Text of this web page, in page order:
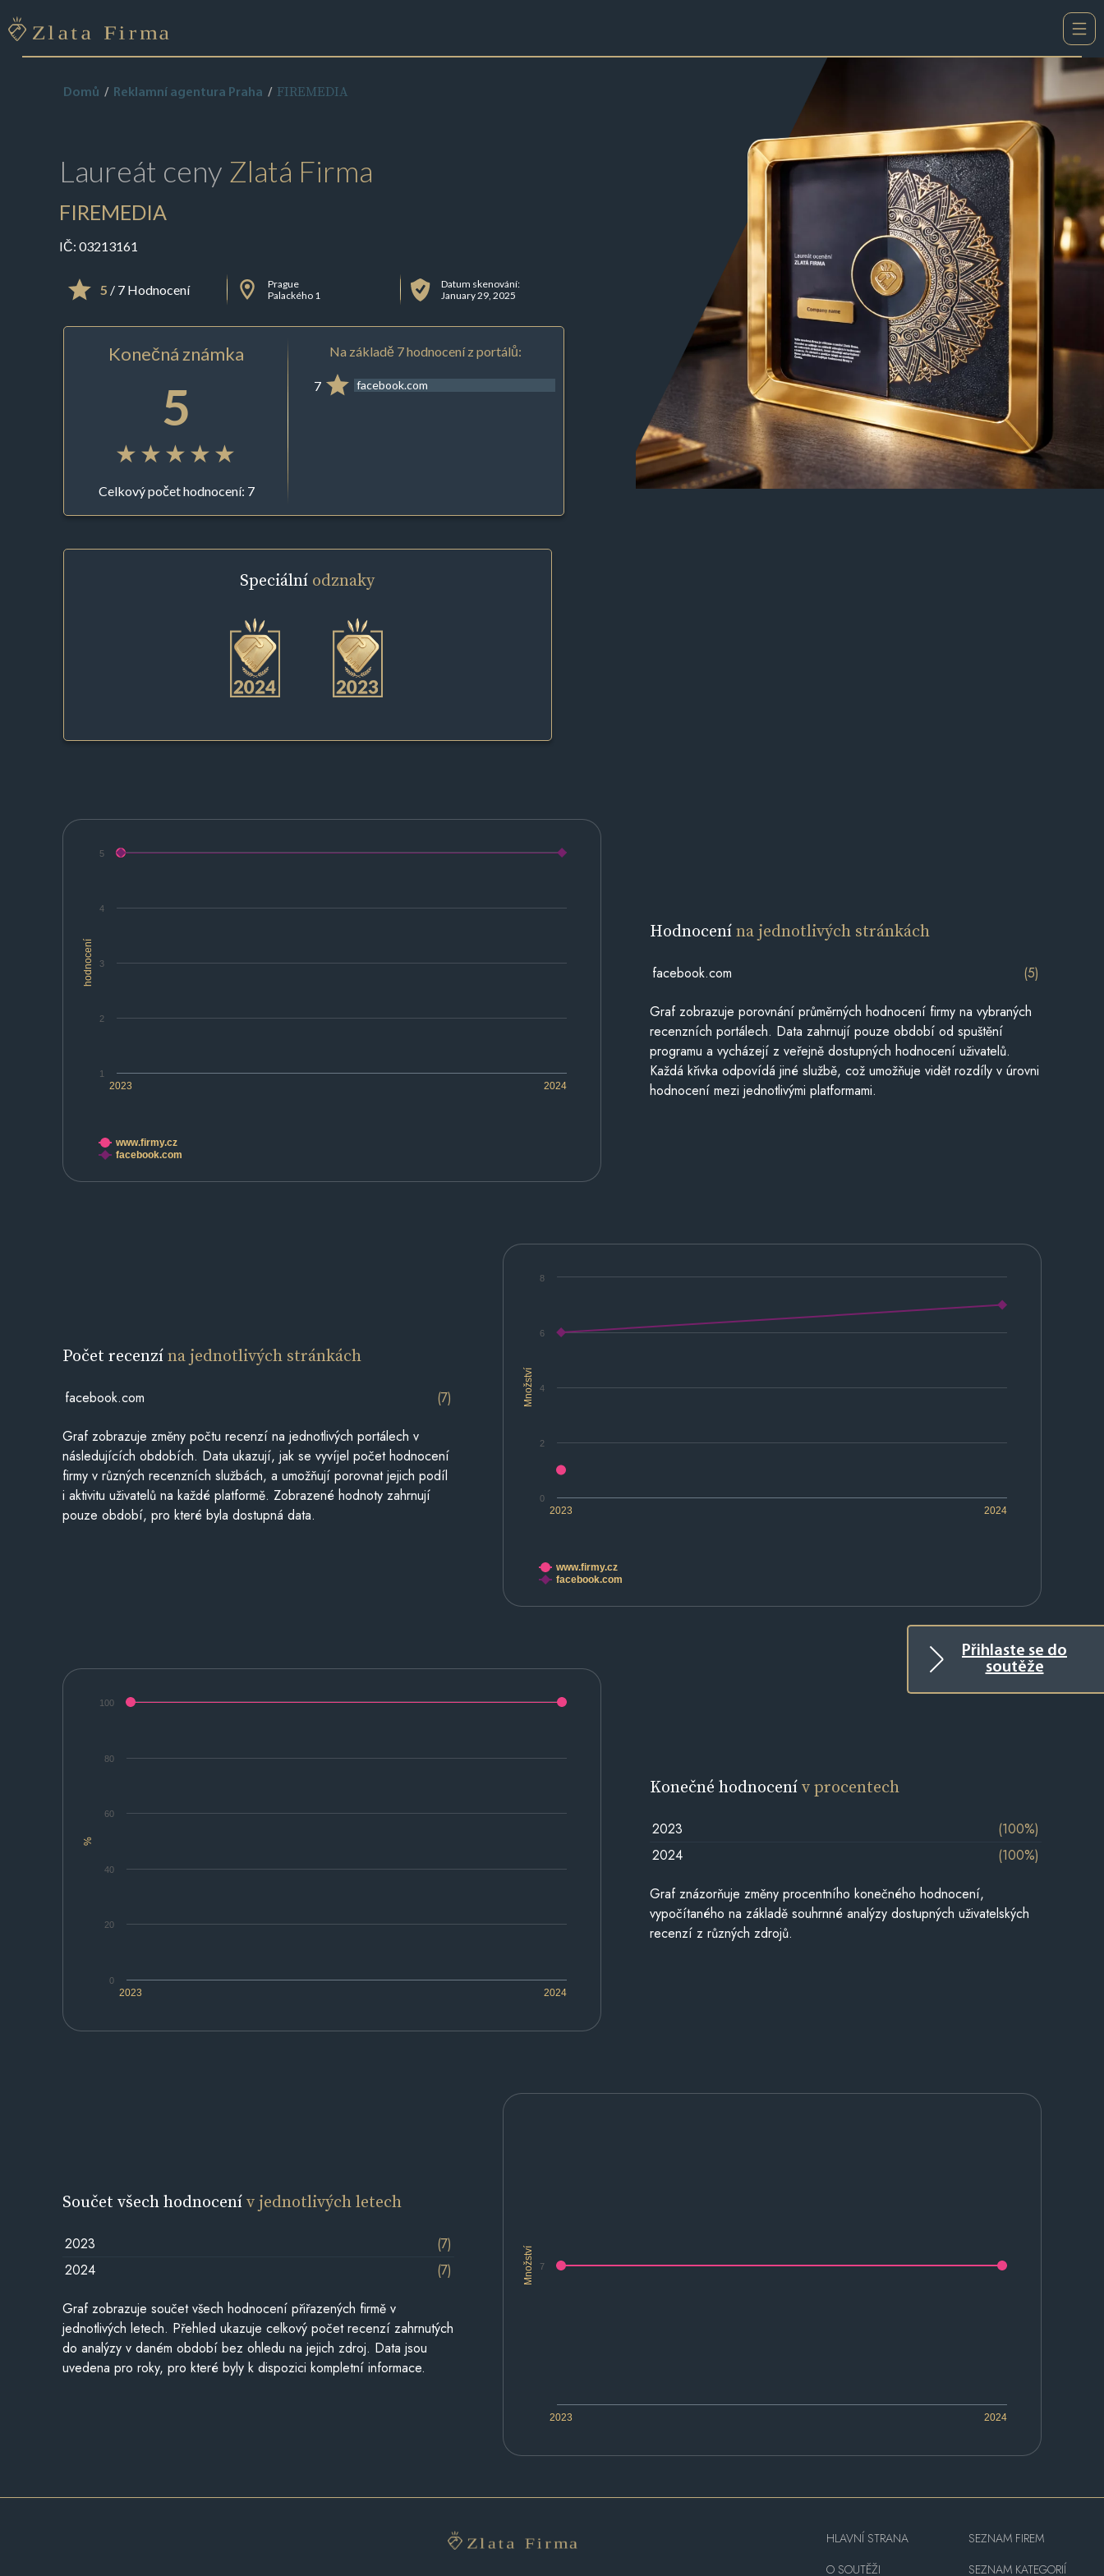
Přihlaste se do
soutěže
Domů Reklamní agentura Praha FIREMEDIA
Laureát ceny Zlatá Firma
FIREMEDIA
IČ: 03213161
5 / 7 Hodnocení
Prague
Palackého 1
Datum skenování:
January 29, 2025
Konečná známka
5
Celkový počet hodnocení: 7
Na základě 7 hodnocení z portálů:
7 facebook.com
Speciální odznaky
hodnocení
2023 2024
1
2
3
4
5
www.firmy.cz
facebook.com
Hodnocenína jednotlivých stránkách
facebook.com (5)
Graf zobrazuje porovnání průměrných hodnocení firmy na vybraných
recenzních portálech. Data zahrnují pouze období od spuštění
programu a vycházejí z veřejně dostupných hodnocení uživatelů.
Každá křivka odpovídá jiné službě, což umožňuje vidět rozdíly v úrovni
hodnocení mezi jednotlivými platformami.
Množství
2023 2024
0
2
4
6
8
www.firmy.cz
facebook.com
Počet recenzína jednotlivých stránkách
facebook.com (7)
Graf zobrazuje změny počtu recenzí na jednotlivých portálech v
následujících obdobích. Data ukazují, jak se vyvíjel počet hodnocení
firmy v různých recenzních službách, a umožňují porovnat jejich podíl
i aktivitu uživatelů na každé platformě. Zobrazené hodnoty zahrnují
pouze období, pro které byla dostupná data.
%
2023 2024
0
20
40
60
80
100
Konečné hodnocenív procentech
2023
(100%)
2024
(100%)
Graf znázorňuje změny procentního konečného hodnocení,
vypočítaného na základě souhrnné analýzy dostupných uživatelských
recenzí z různých zdrojů.
Množství
2023 2024
7
Součet všech hodnocenív jednotlivých letech
2023
(7)
2024
(7)
Graf zobrazuje součet všech hodnocení přiřazených firmě v
jednotlivých letech. Přehled ukazuje celkový počet recenzí zahrnutých
do analýzy v daném období bez ohledu na jejich zdroj. Data jsou
uvedena pro roky, pro které byly k dispozici kompletní informace.
HLAVNÍ STRANA
O SOUTĚŽI
SEZNAM FIREM
SEZNAM KATEGORIÍ